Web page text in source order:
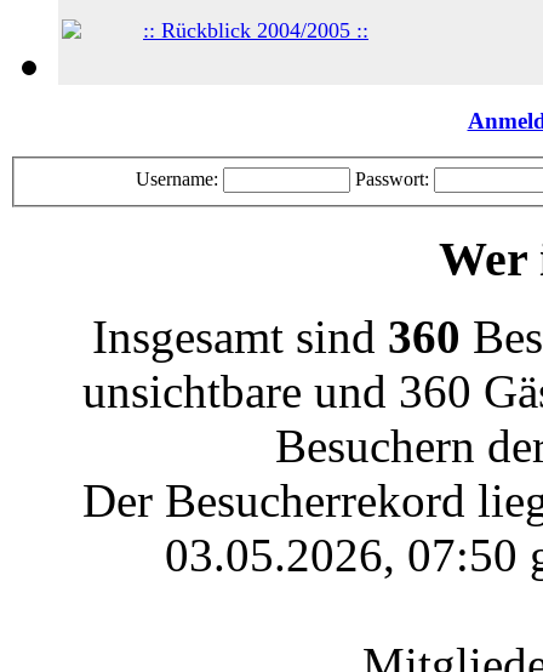
:: Rückblick 2004/2005 ::
Username: Passwort:
Wer
Insgesamt sind 360
unsichtbare und 360
Besuchern
Der Besucherrekord
03.05.2026, 07:50